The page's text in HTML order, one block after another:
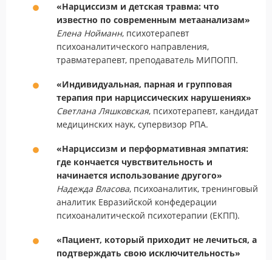
«Нарциссизм и детская травма: что
известно по современным метаанализам»
Елена Нойманн, психотерапевт
психоаналитического направления,
травматерапевт, преподаватель МИПОПП.
«Индивидуальная, парная и групповая
терапия при нарциссических нарушениях»
Светлана Ляшковская, психотерапевт, кандидат
медицинских наук, супервизор РПА.
«Нарциссизм и перформативная эмпатия:
где кончается чувствительность и
начинается использование другого»
Надежда Власова, психоаналитик, тренинговый
аналитик Евразийской конфедерации
психоаналитической психотерапии (ЕКПП).
«Пациент, который приходит не лечиться, а
подтверждать свою исключительность»